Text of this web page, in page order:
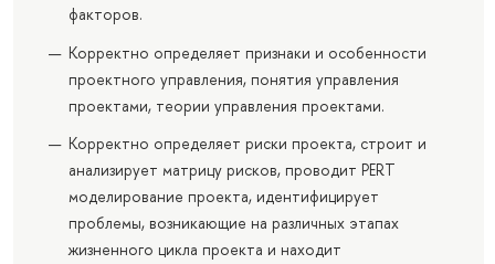
факторов.
Корректно определяет признаки и особенности
проектного управления, понятия управления
проектами, теории управления проектами.
Корректно определяет риски проекта, строит и
анализирует матрицу рисков, проводит PERT
моделирование проекта, идентифицирует
проблемы, возникающие на различных этапах
жизненного цикла проекта и находит